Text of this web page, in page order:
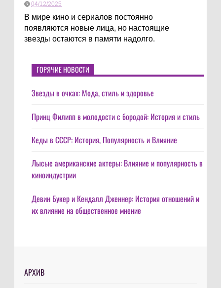
04/12/2025
В мире кино и сериалов постоянно
появляются новые лица, но настоящие
звезды остаются в памяти надолго.
ГОРЯЧИЕ НОВОСТИ
Звезды в очках: Мода, стиль и здоровье
Принц Филипп в молодости с бородой: История и стиль
Кеды в СССР: История, Популярность и Влияние
Лысые американские актеры: Влияние и популярность в
киноиндустрии
Девин Букер и Кендалл Дженнер: История отношений и
их влияние на общественное мнение
АРХИВ